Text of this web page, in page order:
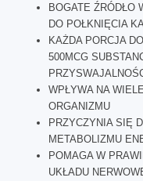
BOGATE ŹRÓDŁO
DO POŁKNIĘCIA
KAŻDA PORCJA
500MCG
WPŁYWA NA
ORGANIZMU
PRZYCZYNIA SIĘ
METABOLIZMU
POMAGA W
UKŁADU